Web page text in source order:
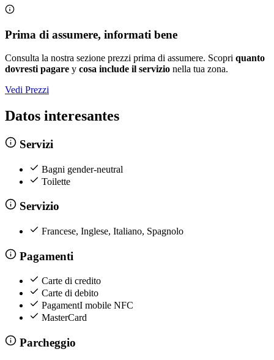
Prima di assumere, informati bene
Consulta la nostra sezione prezzi prima di assumere. Scopri quanto
dovresti pagare y cosa include il servizio nella tua zona.
Vedi Prezzi
Datos interesantes
Servizi
Bagni gender-neutral
Toilette
Servizio
Francese, Inglese, Italiano, Spagnolo
Pagamenti
Carte di credito
Carte di debito
PagamentI mobile NFC
MasterCard
Parcheggio